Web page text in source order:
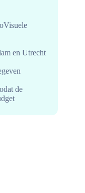
en Utrecht
de